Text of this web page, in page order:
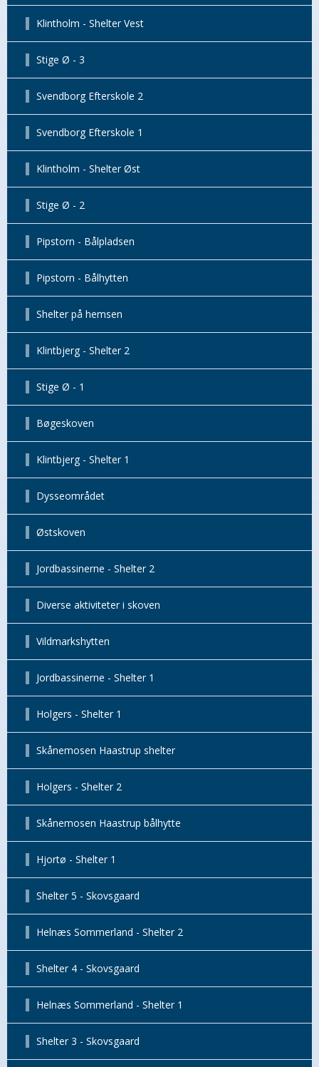
Klintholm - Shelter Vest
Stige Ø - 3
Svendborg Efterskole 2
Svendborg Efterskole 1
Klintholm - Shelter Øst
Stige Ø - 2
Pipstorn - Bålpladsen
Pipstorn - Bålhytten
Shelter på hemsen
Klintbjerg - Shelter 2
Stige Ø - 1
Bøgeskoven
Klintbjerg - Shelter 1
Dysseområdet
Østskoven
Jordbassinerne - Shelter 2
Diverse aktiviteter i skoven
Vildmarkshytten
Jordbassinerne - Shelter 1
Holgers - Shelter 1
Skånemosen Haastrup shelter
Holgers - Shelter 2
Skånemosen Haastrup bålhytte
Hjortø - Shelter 1
Shelter 5 - Skovsgaard
Helnæs Sommerland - Shelter 2
Shelter 4 - Skovsgaard
Helnæs Sommerland - Shelter 1
Shelter 3 - Skovsgaard